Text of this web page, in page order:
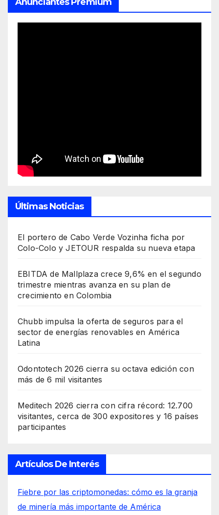
Últimas Noticias
El portero de Cabo Verde Vozinha ficha por
Colo-Colo y JETOUR respalda su nueva etapa
EBITDA de Mallplaza crece 9,6% en el segundo
trimestre mientras avanza en su plan de
crecimiento en Colombia
Chubb impulsa la oferta de seguros para el
sector de energías renovables en América
Latina
Odontotech 2026 cierra su octava edición con
más de 6 mil visitantes
Meditech 2026 cierra con cifra récord: 12.700
visitantes, cerca de 300 expositores y 16 países
participantes
Artículos De Interés
Fiebre por las criptomonedas: cómo es la granja
de minería más importante de América